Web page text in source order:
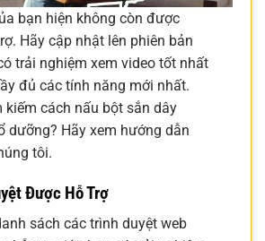
bạn hiện không còn được
Hãy cập nhật lên phiên bản
trải nghiệm xem video tốt nhất
đủ các tính năng mới nhất.
kiếm cách nấu bột sắn dây
dưỡng? Hãy xem hướng dẫn
tôi.
Được Hỗ Trợ
sách các trình duyệt web